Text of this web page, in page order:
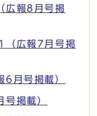
報8月号掲
広報7月号掲
月号掲載）
掲載）